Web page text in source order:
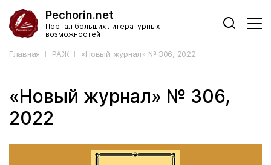
Pechorin.net
Портал больших литературных
возможностей
Главная РАЖ «Новый журнал» № 306, 2022
«Новый журнал» № 306,
2022